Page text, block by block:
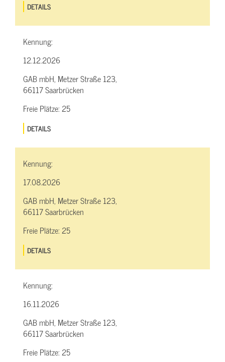
DETAILS
Kennung:
12.12.2026
GAB mbH, Metzer Straße 123,
66117 Saarbrücken
Freie Plätze:25
DETAILS
Kennung:
17.08.2026
GAB mbH, Metzer Straße 123,
66117 Saarbrücken
Freie Plätze:25
DETAILS
Kennung:
16.11.2026
GAB mbH, Metzer Straße 123,
66117 Saarbrücken
Freie Plätze:25